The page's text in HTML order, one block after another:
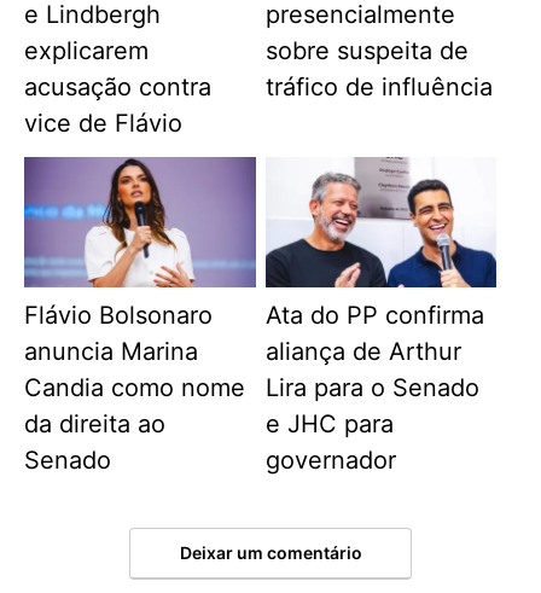
e Lindbergh
explicarem
acusação contra
vice de Flávio
presencialmente
sobre suspeita de
tráfico de influência
Flávio Bolsonaro
anuncia Marina
Candia como nome
da direita ao
Senado
Ata do PP confirma
aliança de Arthur
Lira para o Senado
e JHC para
governador
Deixar um comentário